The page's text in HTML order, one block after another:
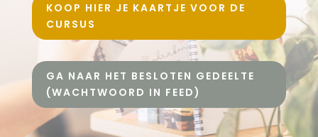
KOOP HIER JE KAARTJE VOOR DE
CURSUS
GA NAAR HET BESLOTEN GEDEELTE
(WACHTWOORD IN FEED)